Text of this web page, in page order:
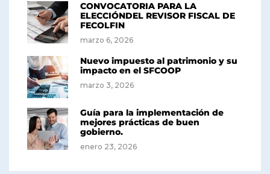
CONVOCATORIA PARA LA
ELECCIÓNDEL REVISOR FISCAL DE
FECOLFIN
marzo 6, 2026
Nuevo impuesto al patrimonio y su
impacto en el SFCOOP
marzo 3, 2026
Guía para la implementación de
mejores prácticas de buen
gobierno.
enero 23, 2026